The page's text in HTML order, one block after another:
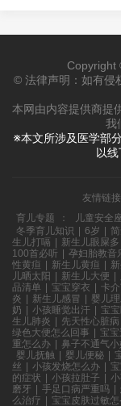
Copyright
© 法律声明：如有侵
本网由内容提供商提
我
※本文所涉及医学部
以
友情链接
育儿专题
： 儿童安全
冬季育儿知识 | 6岁 |
生儿打嗝 | 新生儿眼屎多
100首必听 | 孕妇胎教音
性黄疸 | 新生儿黄疸 |
儿晒太阳 | 新生儿大便 |
品清单 | 宝宝穿衣 | 卡
炎 | 新生儿感冒 | 婴儿
奶 | 小孩睡觉出汗 | 宝
生儿肺炎 | 先天性心脏病
绿色大便怎么回事 | 宝
重怎么办 | 鼻子不通气小
婴儿抚触 | 婴儿便秘 |
丝 | 小孩发烧怎么办 |
的症状 | 小孩拉肚子 |
磨牙 | 手足口病严重吗 |
么治疗 | 宝宝皮肤过敏